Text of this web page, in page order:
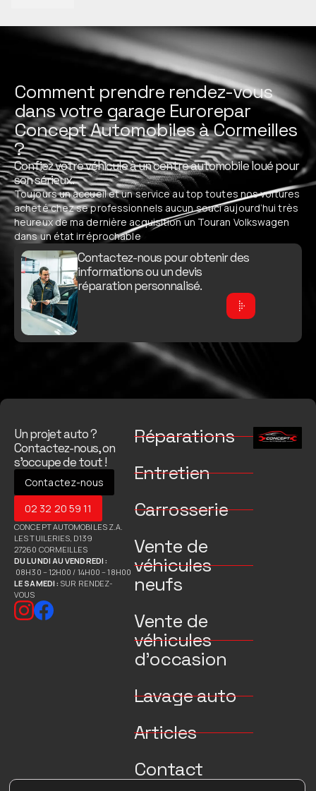
Comment prendre rendez-vous
dans votre garage Eurorepar
Concept Automobiles à Cormeilles
?
Confiez votre véhicule à un centre automobile loué pour
son sérieux.
Toujours un accueil et un service au top toutes nos voitures
acheté chez se professionnels aucun souci aujourd’hui très
heureux de ma dernière acquisition un Touran Volkswagen
dans un état irréprochable
Contactez-nous pour obtenir des
informations ou un devis
réparation personnalisé.
Un projet auto ?
Contactez-nous, on
s’occupe de tout !
Contactez-nous
02 32 20 59 11
CONCEPT AUTOMOBILES Z.A.
LES TUILERIES, D139
27260 CORMEILLES
DU LUNDI AU VENDREDI :
08H30 – 12H00 / 14H00 – 18H00
LE SAMEDI : SUR RENDEZ-
VOUS
Réparations
Entretien
Carrosserie
Vente de
véhicules
neufs
Vente de
véhicules
d’occasion
Lavage auto
Articles
Contact